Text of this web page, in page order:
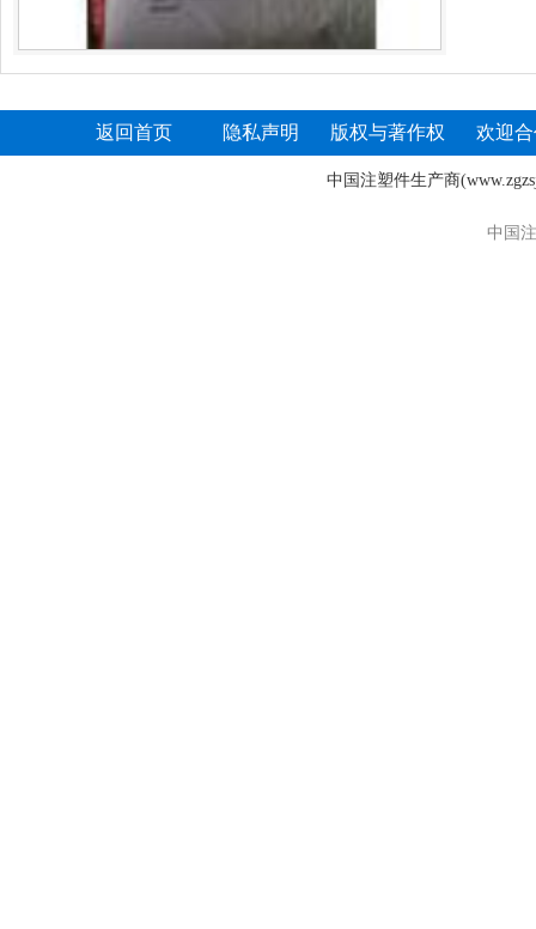
返回首页 隐私声明 版权与著作权 欢迎
中国注塑件生产商
中国